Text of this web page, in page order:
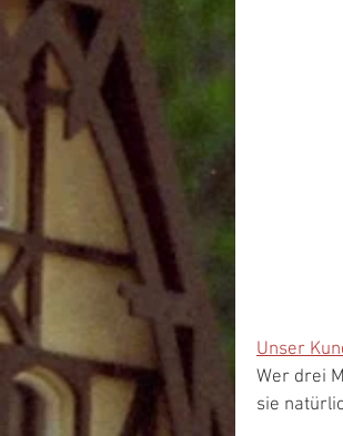
Unser
Wer drei
sie